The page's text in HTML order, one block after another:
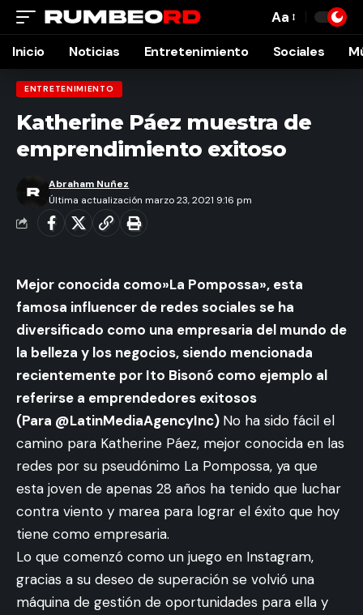
Font
Resizer
Aa
Inicio Noticias Entretenimiento Sociales
ENTRETENIMIENTO
Katherine Páez muestra de
emprendimiento exitoso
Última actualización marzo 23, 2021 9:16 pm
Abraham Nuñez
Mejor conocida como»La Pompossa», esta
famosa influencer de redes sociales se ha
diversificado como una empresaria del mundo de
la belleza y los negocios, siendo mencionada
recientemente por Ito Bisonó como ejemplo al
referirse a emprendedores exitosos
(Para @LatinMediaAgencyInc) No ha sido fácil el
camino para Katherine Páez, mejor conocida en las
redes por su pseudónimo La Pompossa, ya que
esta joven de apenas 28 años ha tenido que luchar
contra viento y marea para lograr el éxito que hoy
tiene como empresaria.
Lo que comenzó como un juego en Instagram,
gracias a su deseo de superación se volvió una
máquina de gestión de oportunidades para ella y